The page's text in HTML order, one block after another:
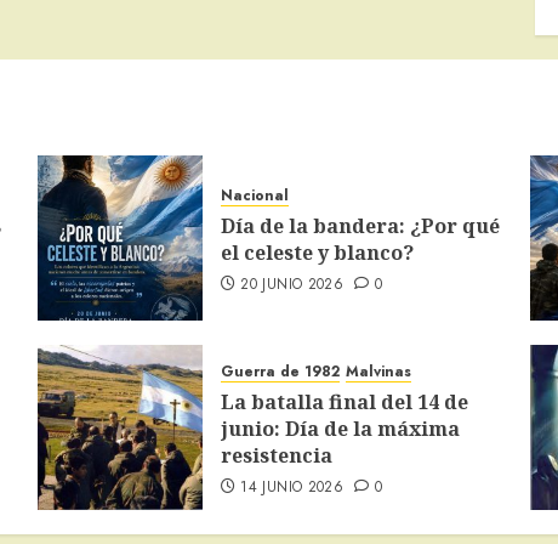
Nacional
Día de la bandera: ¿Por qué
el celeste y blanco?
20 JUNIO 2026 0
Guerra de 1982 Malvinas
La batalla final del 14 de
junio: Día de la máxima
resistencia
14 JUNIO 2026 0